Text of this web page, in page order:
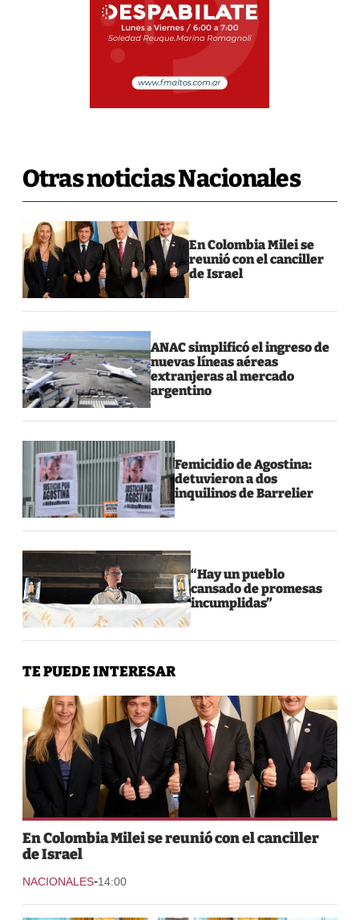
Otras noticias Nacionales
En Colombia Milei se
reunió con el canciller
de Israel
ANAC simplificó el ingreso de
nuevas líneas aéreas
extranjeras al mercado
argentino
Femicidio de Agostina:
detuvieron a dos
inquilinos de Barrelier
“Hay un pueblo
cansado de promesas
incumplidas”
TE PUEDE INTERESAR
En Colombia Milei se reunió con el canciller
de Israel
NACIONALES-14:00